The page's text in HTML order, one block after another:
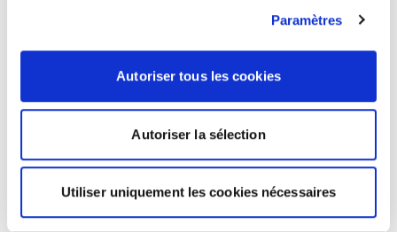
Paramètres
Autoriser tous les cookies
Autoriser la sélection
Utiliser uniquement les cookies nécessaires